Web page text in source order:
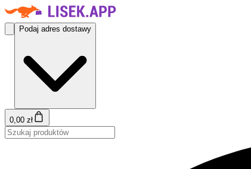
Podaj adres dostawy
0,00 zł